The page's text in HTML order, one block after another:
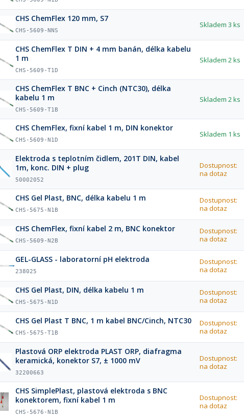
CHS ChemFlex 120 mm, S7
CHS-5609-NNS
Skladem 3 ks
CHS ChemFlex T DIN + 4 mm banán, délka kabelu
1 m
CHS-5609-T1D
Skladem 2 ks
CHS ChemFlex T BNC + Cinch (NTC30), délka
kabelu 1 m
CHS-5609-T1B
Skladem 2 ks
CHS ChemFlex, fixní kabel 1 m, DIN konektor
CHS-5609-N1D
Skladem 1 ks
Elektroda s teplotním čidlem, 201T DIN, kabel
1m, konc. DIN + plug
50002052
Dostupnost:
na dotaz
CHS Gel Plast, BNC, délka kabelu 1 m
CHS-5675-N1B
Dostupnost:
na dotaz
CHS ChemFlex, fixní kabel 2 m, BNC konektor
CHS-5609-N2B
Dostupnost:
na dotaz
GEL-GLASS - laboratorní pH elektroda
238025
Dostupnost:
na dotaz
CHS Gel Plast, DIN, délka kabelu 1 m
CHS-5675-N1D
Dostupnost:
na dotaz
CHS Gel Plast T BNC, 1 m kabel BNC/Cinch, NTC30
CHS-5675-T1B
Dostupnost:
na dotaz
Plastová ORP elektroda PLAST ORP, diafragma
keramická, konektor S7, ± 1000 mV
32200663
Dostupnost:
na dotaz
CHS SimplePlast, plastová elektroda s BNC
konektorem, fixní kabel 1 m
CHS-5676-N1B
Dostupnost:
na dotaz